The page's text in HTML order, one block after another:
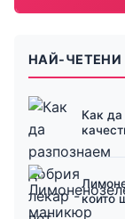
НАЙ-ЧЕТЕНИ
Как да
които